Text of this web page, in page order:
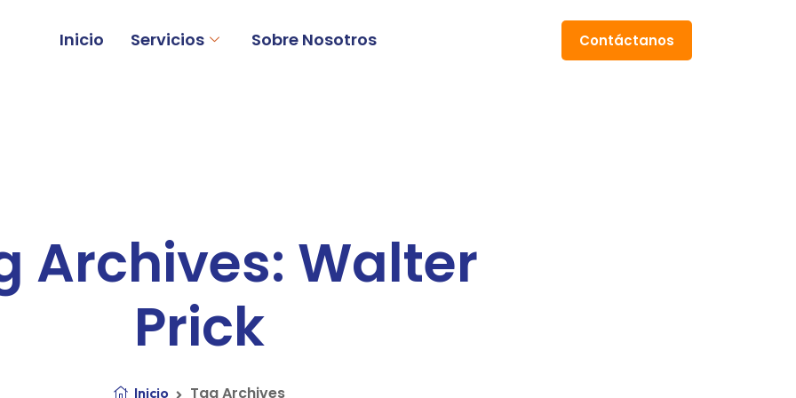
Inicio Servicios Sobre Nosotros Contáctanos
Archives: Walter
Prick
Inicio Tag Archives